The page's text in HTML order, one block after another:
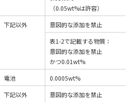
（0.05wt%は許容）
下記以外
意図的な添加を禁止
表1-2で記載する物質：
意図的な添加を禁止
かつ0.01wt%
電池
0.0005wt%
下記以外
意図的な添加を禁止